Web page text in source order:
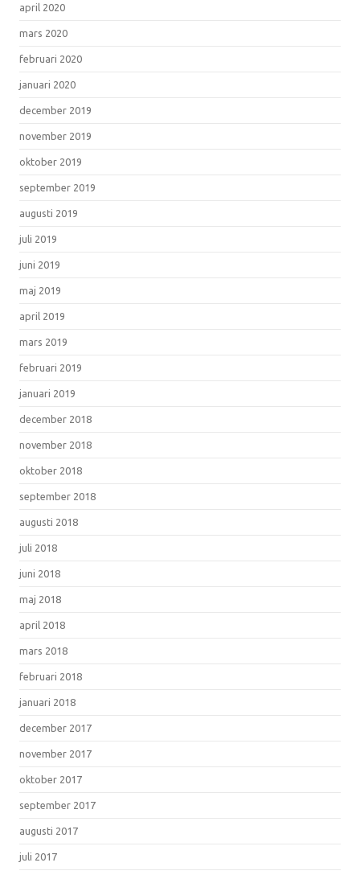
april 2020
mars 2020
februari 2020
januari 2020
december 2019
november 2019
oktober 2019
september 2019
augusti 2019
juli 2019
juni 2019
maj 2019
april 2019
mars 2019
februari 2019
januari 2019
december 2018
november 2018
oktober 2018
september 2018
augusti 2018
juli 2018
juni 2018
maj 2018
april 2018
mars 2018
februari 2018
januari 2018
december 2017
november 2017
oktober 2017
september 2017
augusti 2017
juli 2017